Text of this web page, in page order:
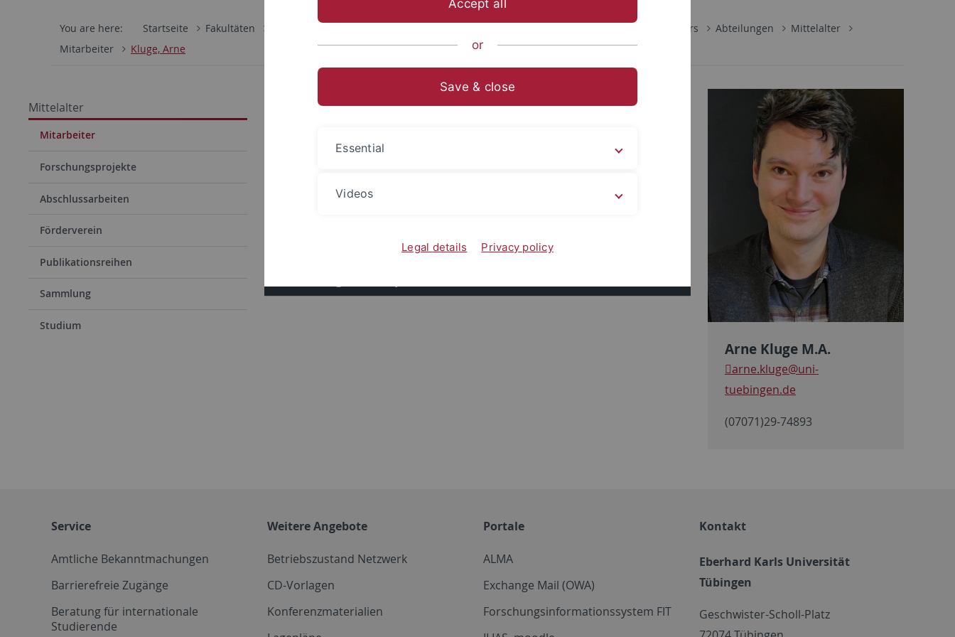
You are here: Startseite Fakultäten Ur- und Frühgeschichte und Archäologie des Mittelalters Abteilungen
Mittelalter
Mitarbeiter
Kluge, Arne
Mittelalter
Mitarbeiter
Forschungsprojekte
Abschlussarbeiten
Förderverein
Publikationsreihen
Sammlung
Studium
Kluge, Arne, M.A.
zu mittelalterlicher Keramik aus Nürnberg.
Wissenschaftlicher Werdegang
Arne Kluge M.A.
arne.kluge@uni-
tuebingen.de
(07071)29-74893
Service
Amtliche Bekanntmachungen
Barrierefreie Zugänge
Beratung für internationale
Studierende
Weitere Angebote
Betriebszustand Netzwerk
CD-Vorlagen
Konferenzmaterialien
Portale
ALMA
Exchange Mail (OWA)
Forschungsinformationssystem FIT
Kontakt
Eberhard Karls Universität
Tübingen
Geschwister-Scholl-Platz
Accept all
or
Save & close
Essential
Videos
Legal details Privacy policy